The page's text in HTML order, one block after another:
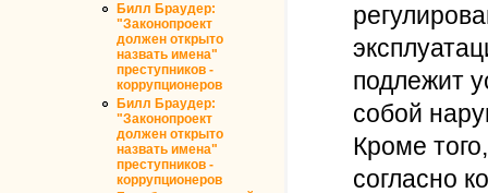
Билл Браудер:
"Законопроект
должен открыто
назвать имена"
преступников -
коррупционеров
Билл Браудер:
"Законопроект
должен открыто
назвать имена"
преступников -
коррупционеров
подлежит
собой
Кроме
согласно